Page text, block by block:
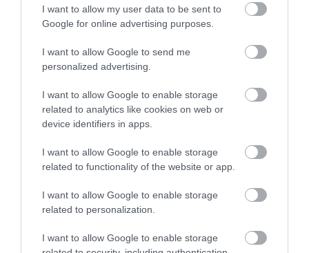
I want to allow my user data to be sent to
Google for online advertising purposes.
I want to allow Google to send me
personalized advertising.
I want to allow Google to enable storage
related to analytics like cookies on web or
device identifiers in apps.
I want to allow Google to enable storage
related to functionality of the website or app.
I want to allow Google to enable storage
related to personalization.
I want to allow Google to enable storage